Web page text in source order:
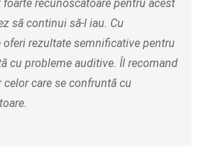
recunoscătoare pentru acest
să continui să-l iau. Cu
oferi rezultate semnificative pentru
cu probleme auditive. Îl recomand
care se confruntă cu